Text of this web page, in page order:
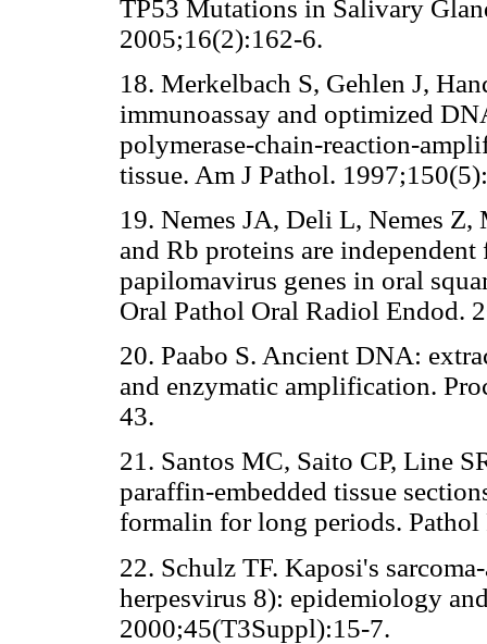
TP53 Mutations in Salivary
2005;16(2):162-6.
18. Merkelbach S, Gehlen J,
immunoassay and optimized
polymerase-chain-reaction-
tissue. Am J Pathol.
19. Nemes JA, Deli L, Nemes
and Rb proteins are
papilomavirus genes in oral
Oral Pathol Oral Radiol Endod.
20. Paabo S. Ancient DNA:
and enzymatic amplification.
43.
21. Santos MC, Saito CP, Line
paraffin-embedded tissue
formalin for long periods.
22. Schulz TF. Kaposi's
herpesvirus 8): epidemiology
2000;45(T3Suppl):15-7.